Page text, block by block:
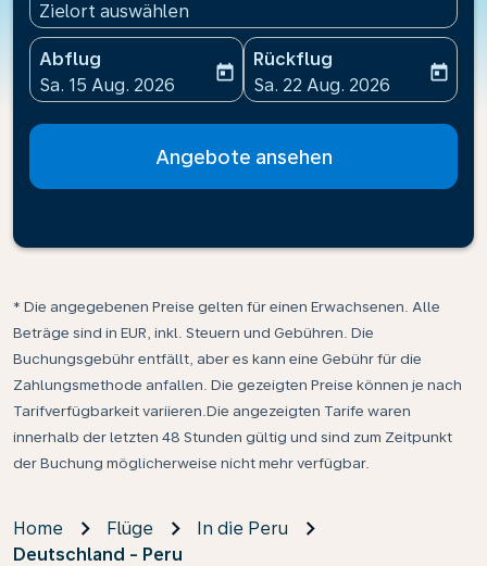
Zielort auswählen
Abflug
fc-booking-departure-date-aria-label
Sa. 15 Aug. 2026
today
Rückflug
fc-booking-return-date-
Sa. 22 Aug. 2026
today
Angebote ansehen
* Die angegebenen Preise gelten für einen Erwachsenen. Alle
Beträge sind in EUR, inkl. Steuern und Gebühren. Die
Buchungsgebühr entfällt, aber es kann eine Gebühr für die
Zahlungsmethode anfallen. Die gezeigten Preise können je nach
Tarifverfügbarkeit variieren.Die angezeigten Tarife waren
innerhalb der letzten 48 Stunden gültig und sind zum Zeitpunkt
der Buchung möglicherweise nicht mehr verfügbar.
Home Flüge
In die Peru
Deutschland - Peru